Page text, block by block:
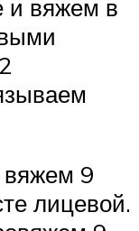
и вяжем в
вяжем 9
лицевой.